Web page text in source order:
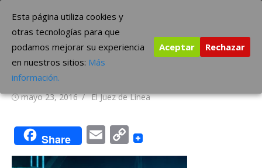
contenido
The Borderline Music
Radiohead primer concierto
de gira: ¡Míralo!
Publicada
mayo 23, 2016 Autor
El Juez de Linea
Share EmailCopy
Link
Esta página utiliza cookies y
otras tecnologías para que
podamos mejorar su experiencia
en nuestros sitios: Más
información.
Aceptar Rechazar